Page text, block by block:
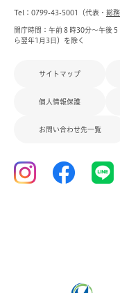
Tel：0799-43-5001（代表・ 総
開庁時間：午前８時30分～午後
ら翌年1月3日）を除く
サイトマップ
個人情報保護
お問い合わせ先一覧